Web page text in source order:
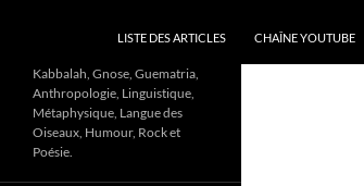
LISTE DES ARTICLES
CHAÎNE YOUTUBE
Kabbalah, Gnose, Guematria,
Anthropologie, Linguistique,
Métaphysique, Langue des
Oiseaux, Humour, Rock et
Poésie.